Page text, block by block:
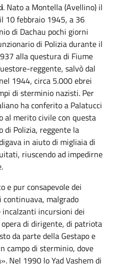
. Nato a Montella (Avellino) il
10 febbraio 1945, a 36
di Dachau pochi giorni
di Polizia durante il
alla questura di Fiume
reggente, salvò dal
1944, circa 5.000 ebrei
di sterminio nazisti. Per
ha conferito a Palatucci
al merito civile con questa
di Polizia, reggente la
in aiuto di migliaia di
riuscendo ad impedirne
e pur consapevole dei
malgrado
incalzanti incursioni dei
di dirigente, di patriota
da parte della Gestapo e
campo di sterminio, dove
Nel 1990 lo Yad Vashem di